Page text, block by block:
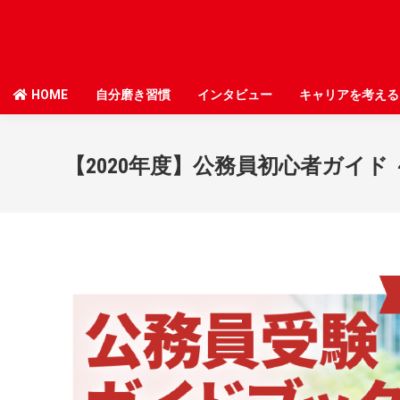
HOME 自分磨き習慣 インタビュー キャリアを考える
【2020年度】公務員初心者ガイ
HOME 自分磨き習慣 インタビュー キャリアを考える